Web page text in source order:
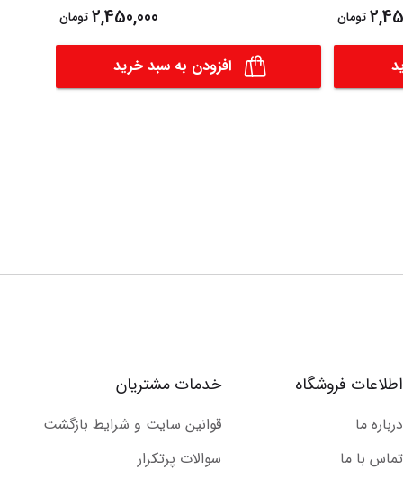
تومان 2,450,000تومان
افزودن به سبد خرید
اطلاعات فروشگاه
درباره ما
تماس با ما
خدمات مشتریان
قوانین سایت و شرایط بازگشت
سوالات پرتکرار